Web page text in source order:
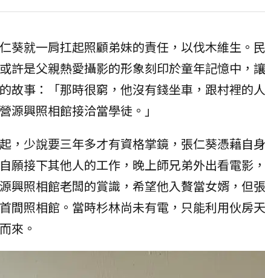
葵就一肩扛起照顧弟妹的責任，以伐木維生。
許是父親熱愛攝影的形象刻印於童年記憶中，
故事：「那時很窮，他沒有錢坐車，跟村裡的
源興照相館接洽當學徒。」
，少說要三年多才有資格掌鏡，張仁葵憑藉自
願接下其他人的工作，晚上師兄弟外出看電影
興照相館老闆的賞識，希望他入贅當女婿，但
間照相館。當時杉林尚未有電，只能利用伙房
來。